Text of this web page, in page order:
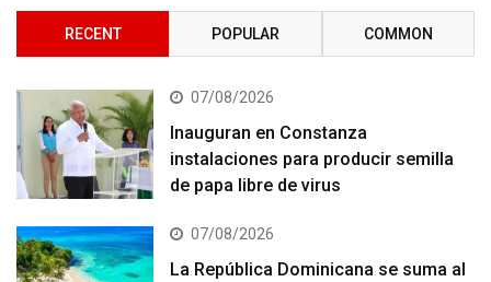
RECENT POPULAR COMMON
07/08/2026
Inauguran en Constanza
instalaciones para producir semilla
de papa libre de virus
07/08/2026
La República Dominicana se suma al